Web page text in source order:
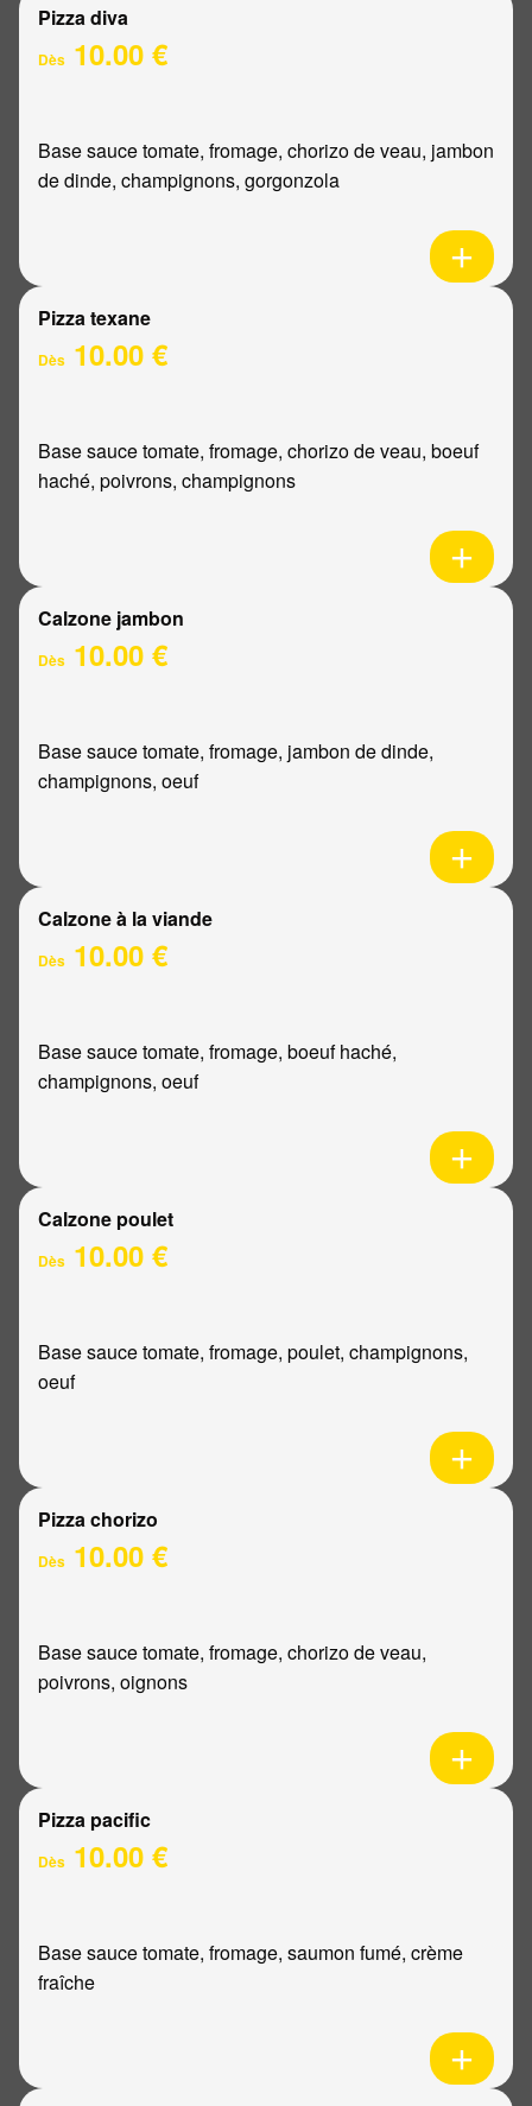
Pizza diva
Dès 10.00 €
Base sauce tomate, fromage, chorizo de veau, jambon
de dinde, champignons, gorgonzola
Pizza texane
Dès 10.00 €
Base sauce tomate, fromage, chorizo de veau, boeuf
haché, poivrons, champignons
Calzone jambon
Dès 10.00 €
Base sauce tomate, fromage, jambon de dinde,
champignons, oeuf
Calzone à la viande
Dès 10.00 €
Base sauce tomate, fromage, boeuf haché,
champignons, oeuf
Calzone poulet
Dès 10.00 €
Base sauce tomate, fromage, poulet, champignons,
oeuf
Pizza chorizo
Dès 10.00 €
Base sauce tomate, fromage, chorizo de veau,
poivrons, oignons
Pizza pacific
Dès 10.00 €
Base sauce tomate, fromage, saumon fumé, crème
fraîche